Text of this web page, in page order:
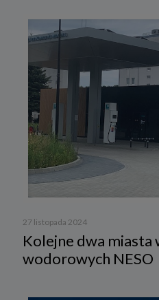
27 listopada 2024
Kolejne dwa miasta
wodorowych NESO